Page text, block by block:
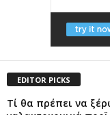
EDITOR PICKS
Τί θα πρέπει να